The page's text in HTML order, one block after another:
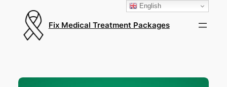
Fix Medical Treatment Packages
English